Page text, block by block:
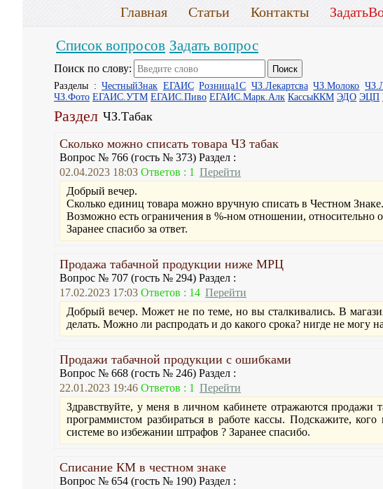
Главная Статьи Контакты
Список вопросов Задать вопрос
Поиск по слову:
Разделы :ЧестныйЗнак ЕГАИС Розница1С ЧЗ.Лекартсва ЧЗ.Молоко
ЧЗ.Фото ЕГАИС.УТМ ЕГАИС.Пиво ЕГАИС.Марк.Алк КассыККМ ЭДО ЭЦП
Раздел ЧЗ.Табак
Сколько можно списать товара ЧЗ табак
Вопрос № 766 (гость № 373) Раздел :
02.04.2023 18:03 Ответов : 1 Перейти
Добрый вечер.
Сколько единиц товара можно вручную списать в Честном
Возможно есть ограничения в %-ном отношении, относительно
Заранее спасибо за ответ.
Продажа табачной продукции ниже МРЦ
Вопрос № 707 (гость № 294) Раздел :
17.02.2023 17:03 Ответов : 14 Перейти
Добрый вечер. Может не по теме, но вы сталкивались. В
делать. Можно ли распродать и до какого срока? нигде не могу
Продажи табачной продукции с ошибками
Вопрос № 668 (гость № 246) Раздел :
22.01.2023 19:46 Ответов : 1 Перейти
Здравствуйте, у меня в личном кабинете отражаются продажи
программистом разбираться в работе кассы. Подскажите,
системе во избежании штрафов ? Заранее спасибо.
Списание КМ в честном знаке
Вопрос № 654 (гость № 190) Раздел :